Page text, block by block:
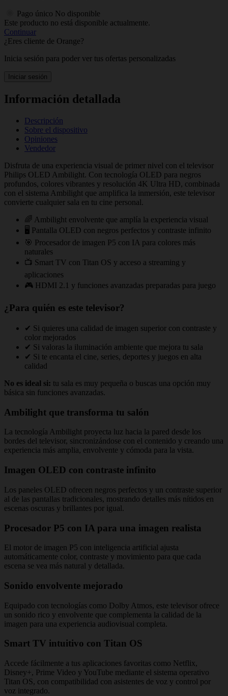
Pago único No disponible
Este producto no está disponible actualmente.
Continuar
¿Eres cliente de Orange?
Inicia sesión para poder ver tus ofertas personalizadas
Iniciar sesión
Información detallada
Descripción
Sobre el dispositivo
Opiniones
Vendedor
Disfruta de una experiencia visual de primer nivel con el televisor
Philips OLED Ambilight. Con tecnología OLED para negros
profundos, colores vibrantes y resolución 4K Ultra HD, combinada
con el sistema Ambilight que amplifica la inmersión, este televisor
convierte cualquier sala en tu cine personal.
🌈 Ambilight envolvente que amplía la experiencia visual
🖥️ Pantalla OLED con negros perfectos y contraste infinito
🎯 Procesador de imagen P5 con IA para colores más
naturales
📺 Smart TV con Titan OS y acceso a streaming y
aplicaciones
🎮 HDMI 2.1 y funciones avanzadas preparadas para juego
¿Para quién es este televisor?
✔ Si quieres una calidad de imagen superior con contraste y
color mejorados
✔ Si valoras la iluminación ambiente que mejora tu sala
✔ Si te encanta el cine, series, deportes y juegos en alta
calidad
No es ideal si: tu sala es muy pequeña o buscas una opción muy
básica sin funciones avanzadas.
Ambilight que transforma tu salón
La tecnología Ambilight proyecta luz hacia la pared desde los
bordes del televisor, sincronizándose con el contenido y creando una
experiencia más amplia, envolvente y cómoda para la vista.
Imagen OLED con contraste infinito
Los paneles OLED ofrecen negros perfectos y un contraste superior
al de las pantallas tradicionales, mostrando detalles más nítidos en
escenas oscuras y brillantes por igual.
Procesador P5 con IA para una imagen realista
El motor de imagen P5 con inteligencia artificial ajusta
automáticamente color, contraste y movimiento para que cada
escena se vea más natural y detallada.
Sonido envolvente mejorado
Equipado con tecnologías como Dolby Atmos, este televisor ofrece
un sonido rico y envolvente que complementa la calidad de la
imagen para una experiencia audiovisual completa.
Smart TV intuitivo con Titan OS
Accede fácilmente a tus aplicaciones favoritas como Netflix,
Disney+, Prime Video y YouTube mediante el sistema operativo
Titan OS, con compatibilidad con asistentes de voz y control por
voz integrado.